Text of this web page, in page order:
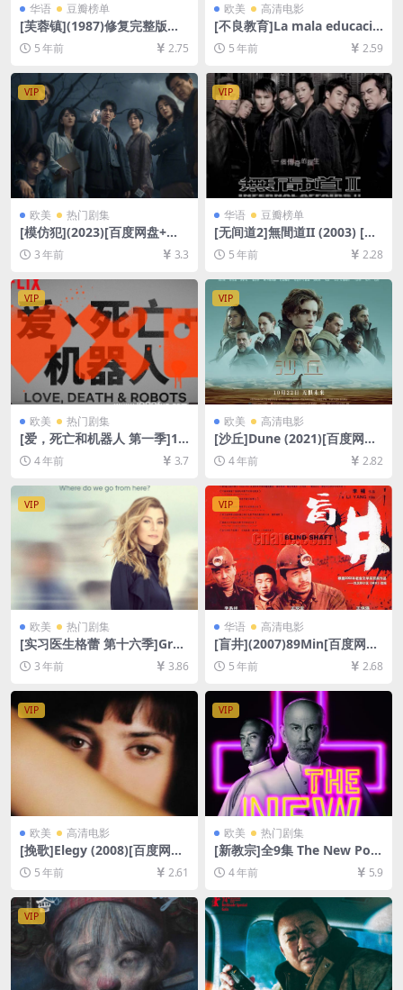
华语 豆瓣榜单
[芙蓉镇](1987)修复完整版蓝
光原盘164分钟[百度网盘+迅
雷云盘+阿里云盘+夸克网盘资
源超清未删减1080P][MP4/13
GB/40GB][中文字幕]
5 年前 2.75
欧美 高清电影
[不良教育]La mala educació
n (2004)[百度网盘+迅雷云盘
资源1080P超清未删减][MP4/
5.9GB][繁体中字]【视频文件
+防和谐压缩包（含解压密
码）】
5 年前 2.59
VIP
欧美 热门剧集
[模仿犯](2023)[百度网盘+迅
雷云盘资源1080P超清未删减]
[MP4/14.8GB][中文字幕]
3 年前 3.3
VIP
华语 豆瓣榜单
[无间道2]無間道II (2003) [百
度网盘+迅雷云盘资源1080P
超清][MP4/7.1GB][粤语原声
中字]
5 年前 2.28
VIP
欧美 热门剧集
[爱，死亡和机器人 第一季]18
集全 Love, Death & Robots
Season 1 (2019)[迅雷云盘资
GB][中英字幕]
4 年前 3.7
VIP
欧美 高清电影
[沙丘]Dune (2021)[百度网盘
+迅雷云盘资源1080P超清未
删减][MP4/9.9GB][中英字幕]
4 年前 2.82
VIP
欧美 热门剧集
[实习医生格蕾 第十六季]Gre
y’s Anatomy Season 16 (20
19)[百度网盘+夸克网盘1080P
超清未删减资源][网盘在线播
放/下载][MP4/58GB][奈飞官
方中字]
3 年前 3.86
VIP
华语 高清电影
[盲井](2007)89Min[百度网盘
+迅雷云盘资源1080P高清][M
P4/4.6GB][中文字幕]
5 年前 2.68
VIP
欧美 高清电影
[挽歌]Elegy (2008)[百度网盘
+迅雷云盘资源1080P超清未
删减][MP4/7.2GB][中英字幕]
5 年前 2.61
VIP
欧美 热门剧集
[新教宗]全9集 The New Pop
e (2020)[百度网盘+迅雷云盘
资源1080P超清未删减][MP4/
27GB][中英字幕]
4 年前 5.9
VIP